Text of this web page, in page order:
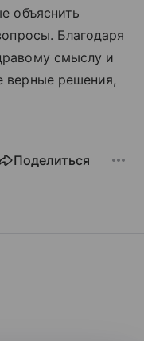
объяснить
Благодаря
смыслу и
верные решения,
Поделиться